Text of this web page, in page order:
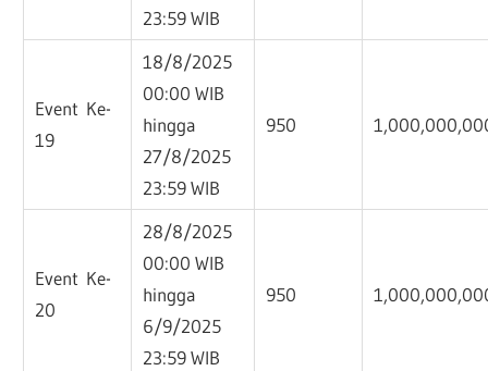
23:59 WIB
Event Ke-
19
18/8/2025
00:00 WIB
hingga
27/8/2025
23:59 WIB
950
Event Ke-
20
28/8/2025
00:00 WIB
hingga
6/9/2025
23:59 WIB
950